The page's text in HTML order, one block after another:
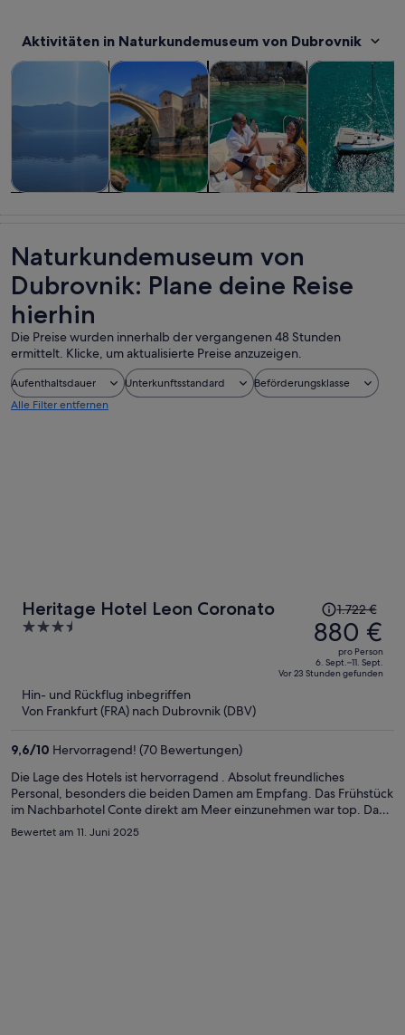
Aktivitäten in Naturkundemuseum von Dubrovnik
Touren und Tagesausflüge Wird in einem neuen Tab
Geschichte & KulturWird in einem neuen
Private & individuelle Touren
Schiffs- und
Naturkundemuseum von
Dubrovnik: Plane deine Reise
hierhin
Die Preise wurden innerhalb der vergangenen 48 Stunden
ermittelt. Klicke, um aktualisierte Preise anzuzeigen.
Aufenthaltsdauer Unterkunftsstandard
Beförderungsklasse
Alle Filter entfernen
Heritage Hotel Leon Coronato
3.5
5
Der
Preis
betrug
1.722 €,
jetzt
Person
1.722 €
880 €
pro Person
6. Sept.–11. Sept.
Vor 23 Stunden gefunden
Hin- und Rückflug inbegriffen
Von Frankfurt (FRA) nach Dubrovnik (DBV)
9,6/10 Hervorragend! (70 Bewertungen)
Die Lage des Hotels ist hervorragend . Absolut freundliches
Personal, besonders die beiden Damen am Empfang. Das Frühstück
im Nachbarhotel Conte direkt am Meer einzunehmen war top. Das
Zimmer im EG kann ich nicht empfehlen. Durch das Fenster zum
Bewertet am 11. Juni 2025